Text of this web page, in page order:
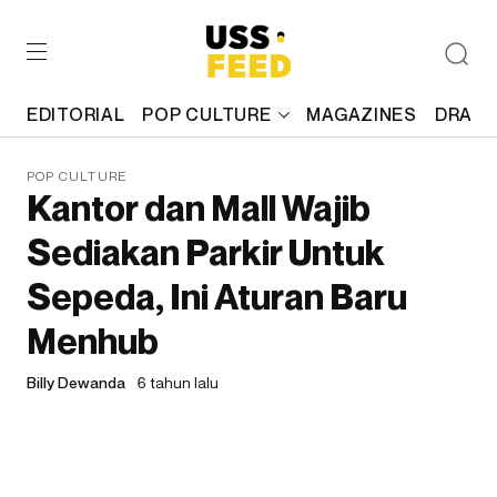
EDITORIAL POP CULTURE MAGAZINES
POP CULTURE
Kantor dan Mall Wajib
Sediakan Parkir Untuk
Sepeda, Ini Aturan Baru
Menhub
Billy Dewanda 6 tahun lalu